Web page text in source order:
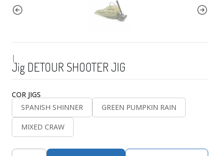
|
Jig DETOUR SHOOTER JIG
COR JIGS
SPANISH SHINNER
GREEN PUMPKIN RAIN
MIXED CRAW